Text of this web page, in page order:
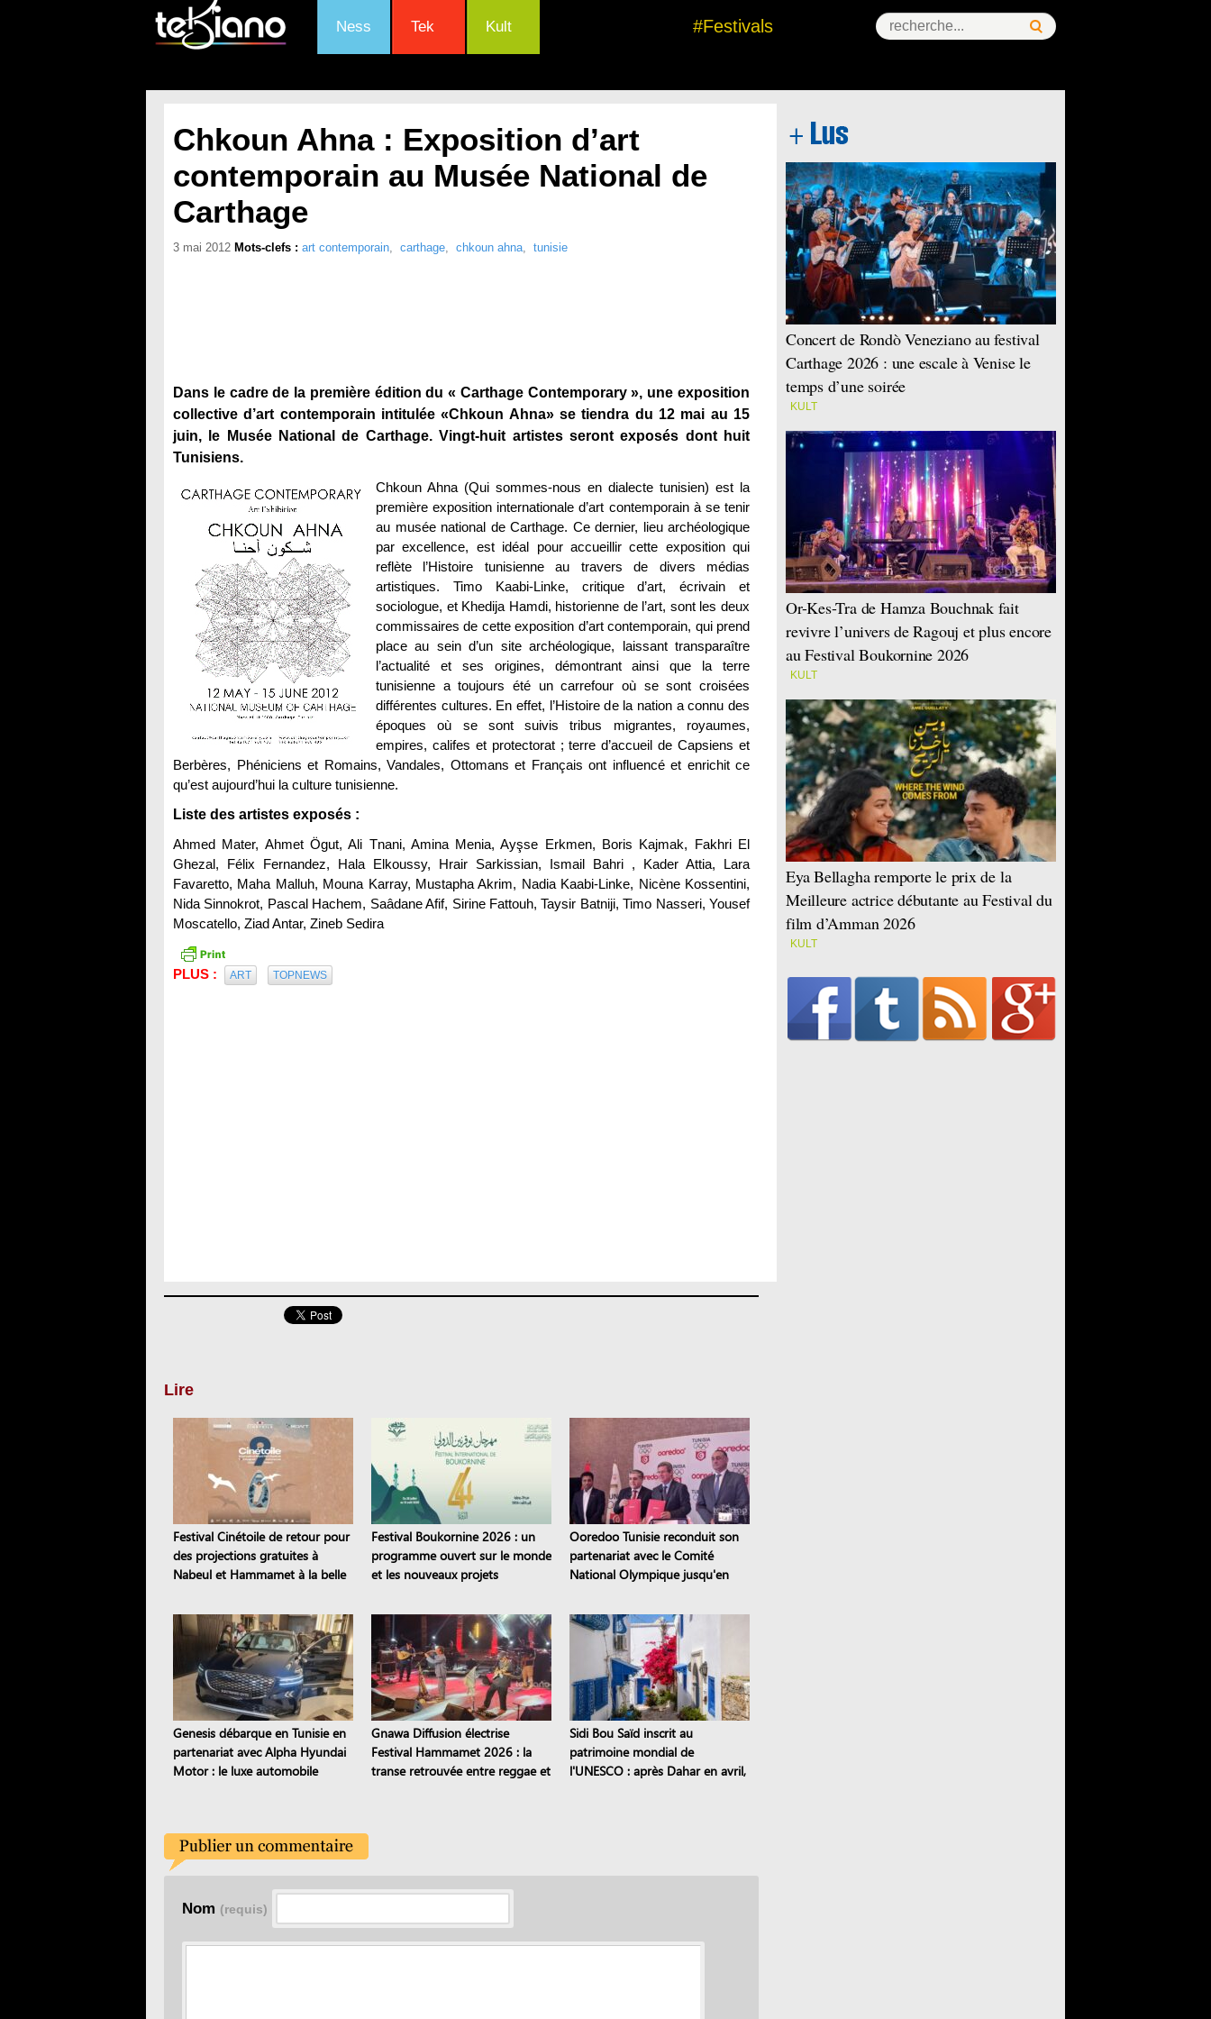
Ness Tek Kult #Festivals
Chkoun Ahna : Exposition d’art
contemporain au Musée National de
Carthage
3 mai 2012 Mots-clefs : art contemporain, carthage, chkoun ahna, tunisie
Dans le cadre de la première édition du « Carthage Contemporary », une exposition
collective d’art contemporain intitulée «Chkoun Ahna» se tiendra du 12 mai au 15
juin, le Musée National de Carthage. Vingt-huit artistes seront exposés dont huit
Tunisiens.
Chkoun Ahna (Qui sommes-nous en dialecte tunisien) est la
première exposition internationale d’art contemporain à se tenir
au musée national de Carthage. Ce dernier, lieu archéologique
par excellence, est idéal pour accueillir cette exposition qui
reflète l’Histoire tunisienne au travers de divers médias
artistiques. Timo Kaabi-Linke, critique d’art, écrivain et
sociologue, et Khedija Hamdi, historienne de l’art, sont les deux
commissaires de cette exposition d’art contemporain, qui prend
place au sein d’un site archéologique, laissant transparaître
l’actualité et ses origines, démontrant ainsi que la terre
tunisienne a toujours été un carrefour où se sont croisées
différentes cultures. En effet, l’Histoire de la nation a connu des
époques où se sont suivis tribus migrantes, royaumes,
empires, califes et protectorat ; terre d’accueil de Capsiens et
Berbères, Phéniciens et Romains, Vandales, Ottomans et Français ont influencé et enrichit ce
qu’est aujourd’hui la culture tunisienne.
Liste des artistes exposés :
Ahmed Mater, Ahmet Ögut, Ali Tnani, Amina Menia, Ayşse Erkmen, Boris Kajmak, Fakhri El
Ghezal, Félix Fernandez, Hala Elkoussy, Hrair Sarkissian, Ismail Bahri , Kader Attia, Lara
Favaretto, Maha Malluh, Mouna Karray, Mustapha Akrim, Nadia Kaabi-Linke, Nicène Kossentini,
Nida Sinnokrot, Pascal Hachem, Saâdane Afif, Sirine Fattouh, Taysir Batniji, Timo Nasseri, Yousef
Moscatello, Ziad Antar, Zineb Sedira
PLUS : ART TOPNEWS
Lire
Festival Cinétoile de retour pour
des projections gratuites à
Nabeul et Hammamet à la belle
Festival Boukornine 2026 : un
programme ouvert sur le monde
et les nouveaux projets
Ooredoo Tunisie reconduit son
partenariat avec le Comité
National Olympique jusqu'en
Genesis débarque en Tunisie en
partenariat avec Alpha Hyundai
Motor : le luxe automobile
Gnawa Diffusion électrise
Festival Hammamet 2026 : la
transe retrouvée entre reggae et
Sidi Bou Saïd inscrit au
patrimoine mondial de
l'UNESCO : après Dahar en avril,
Nom (requis)
Concert de Rondò Veneziano au festival
Carthage 2026 : une escale à Venise le
temps d’une soirée
KULT
Or-Kes-Tra de Hamza Bouchnak fait
revivre l’univers de Ragouj et plus encore
au Festival Boukornine 2026
KULT
Eya Bellagha remporte le prix de la
Meilleure actrice débutante au Festival du
film d’Amman 2026
KULT